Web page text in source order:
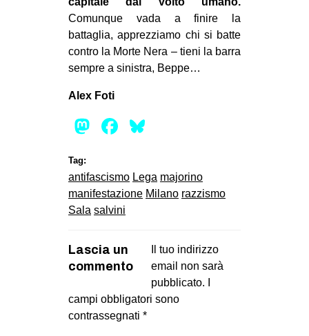
Comunque vada a finire la
battaglia, apprezziamo chi si batte
contro la Morte Nera – tieni la barra
sempre a sinistra, Beppe…
Alex Foti
Mastodon
Facebook
Tag:
antifascismo Lega majorino
manifestazione Milano razzismo
Sala salvini
Lascia un
commento
Il tuo indirizzo
email non sarà
pubblicato.
campi obbligatori sono
contrassegnati *